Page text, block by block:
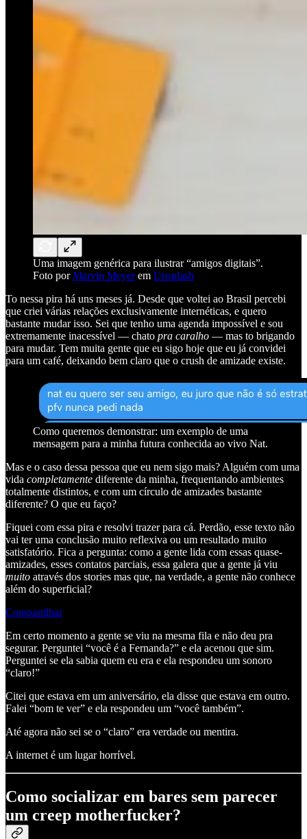
Uma imagem genérica para ilustrar “amigos digitais”.
Foto porMarvin Meyerem Unsplash
To nessa pira há uns meses já. Desde que voltei ao Brasil percebi
que criei várias relações exclusivamente internéticas, e quero
bastante mudar isso. Sei que tenho uma agenda impossível e sou
extremamente inacessível — chato pra caralho — mas to brigando
para mudar. Tem muita gente que eu sigo hoje que eu já convidei
para um café, deixando bem claro que o crush de amizade existe.
Como queremos demonstrar: um exemplo de uma
mensagem para a minha futura conhecida ao vivo Nat.
Mas e o caso dessa pessoa que eu nem sigo mais? Alguém com uma
vida completamente diferente da minha, frequentando ambientes
totalmente distintos, e com um círculo de amizades bastante
diferente? O que eu faço?
Fiquei com essa pira e resolvi trazer para cá. Perdão, esse texto não
vai ter uma conclusão muito reflexiva ou um resultado muito
satisfatório. Fica a pergunta: como a gente lida com essas quase-
amizades, esses contatos parciais, essa galera que a gente já viu
muito através dos stories mas que, na verdade, a gente não conhece
além do superficial?
Compartilhar
Em certo momento a gente se viu na mesma fila e não deu pra
segurar. Perguntei “você é a Fernanda?” e ela acenou que sim.
Perguntei se ela sabia quem eu era e ela respondeu um sonoro
“claro!”
Citei que estava em um aniversário, ela disse que estava em outro.
Falei “bom te ver” e ela respondeu um “você também”.
Até agora não sei se o “claro” era verdade ou mentira.
A internet é um lugar horrível.
Como socializar em bares sem parecer
um creep motherfucker?